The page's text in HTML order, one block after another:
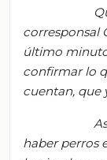
corresponsal
último
confirmar lo
cuentan, que
haber perros